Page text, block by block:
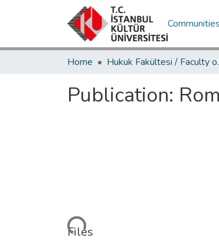
Home Hukuk
Publication:
Loading...
Files